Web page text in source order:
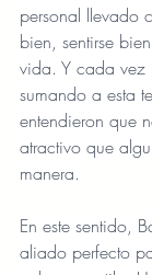
personal llevado
bien, sentirse
vida. Y cada vez
sumando a esta
entendieron que
atractivo que
manera.
En este sentido,
aliado perfecto